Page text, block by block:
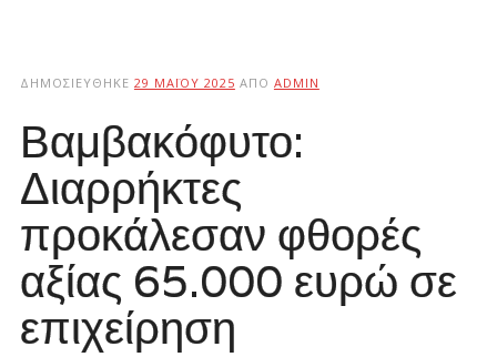
ΔΗΜΟΣΙΕΎΘΗΚΕ 29 ΜΑΪ́ΟΥ 2025 ΑΠΌ ADMIN
Βαμβακόφυτο:
Διαρρήκτες
προκάλεσαν φθορές
αξίας 65.000 ευρώ σε
επιχείρηση